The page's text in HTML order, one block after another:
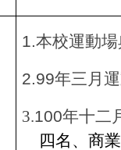
1.本校運動
2.99年三月
3.100年十二
四名、商